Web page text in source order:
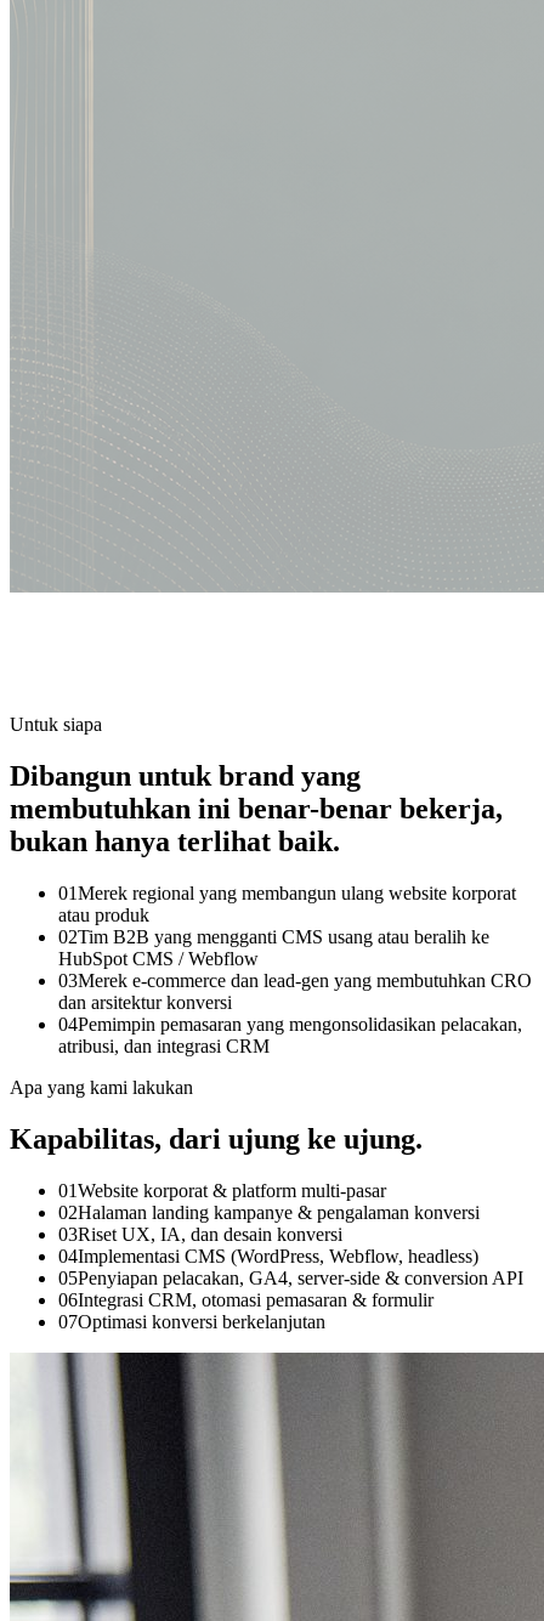
Untuk siapa
Dibangun untuk brand yang
membutuhkan ini benar-benar bekerja,
bukan hanya terlihat baik.
01Merek regional yang membangun ulang website korporat
atau produk
02Tim B2B yang mengganti CMS usang atau beralih ke
HubSpot CMS / Webflow
03Merek e-commerce dan lead-gen yang membutuhkan CRO
dan arsitektur konversi
04Pemimpin pemasaran yang mengonsolidasikan pelacakan,
atribusi, dan integrasi CRM
Apa yang kami lakukan
Kapabilitas, dari ujung ke ujung.
01Website korporat & platform multi-pasar
02Halaman landing kampanye & pengalaman konversi
03Riset UX, IA, dan desain konversi
04Implementasi CMS (WordPress, Webflow, headless)
05Penyiapan pelacakan, GA4, server-side & conversion API
06Integrasi CRM, otomasi pemasaran & formulir
07Optimasi konversi berkelanjutan